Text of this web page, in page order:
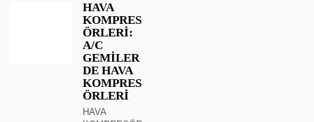
HAVA
KOMPRES
ÖRLERİ:
A/C
GEMİLER
DE HAVA
KOMPRES
ÖRLERİ
HAVA